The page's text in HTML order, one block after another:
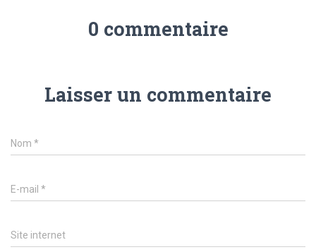
0 commentaire
Laisser un commentaire
Nom *
E-mail *
Site internet